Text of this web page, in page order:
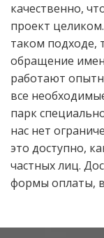
качественно,
проект
таком подходе,
обращение
работают
все
парк
нас нет
это доступно,
частных лиц.
формы оплаты, в